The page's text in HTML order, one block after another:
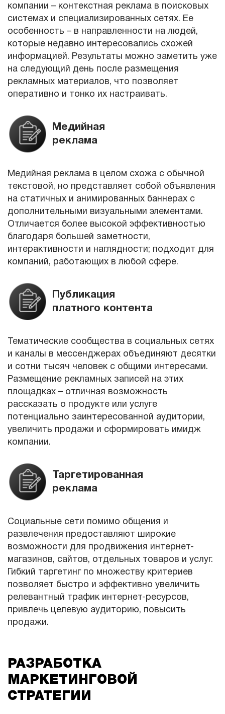
компании – контекстная реклама в поисковых
системах и специализированных сетях. Ее
особенность – в направленности на людей,
которые недавно интересовались схожей
информацией. Результаты можно заметить уже
на следующий день после размещения
рекламных материалов, что позволяет
оперативно и тонко их настраивать.
Медийная
реклама
Медийная реклама в целом схожа с обычной
текстовой, но представляет собой объявления
на статичных и анимированных баннерах с
дополнительными визуальными элементами.
Отличается более высокой эффективностью
благодаря большей заметности,
интерактивности и наглядности; подходит для
компаний, работающих в любой сфере.
Публикация
платного контента
Тематические сообщества в социальных сетях
и каналы в мессенджерах объединяют десятки
и сотни тысяч человек с общими интересами.
Размещение рекламных записей на этих
площадках – отличная возможность
рассказать о продукте или услуге
потенциально заинтересованной аудитории,
увеличить продажи и сформировать имидж
компании.
Таргетированная
реклама
Социальные сети помимо общения и
развлечения предоставляют широкие
возможности для продвижения интернет-
магазинов, сайтов, отдельных товаров и услуг.
Гибкий таргетинг по множеству критериев
позволяет быстро и эффективно увеличить
релевантный трафик интернет-ресурсов,
привлечь целевую аудиторию, повысить
продажи.
РАЗРАБОТКА
МАРКЕТИНГОВОЙ
СТРАТЕГИИ